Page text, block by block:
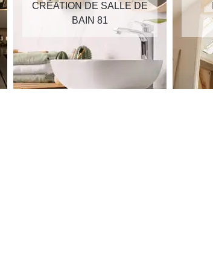
CRÉATION DE SALLE DE
BAIN 81